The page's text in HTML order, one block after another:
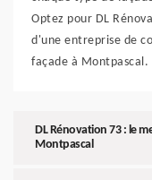
Optez pour DL
d'une entreprise de
façade à Montpascal.
DL Rénovation 73 : le
Montpascal